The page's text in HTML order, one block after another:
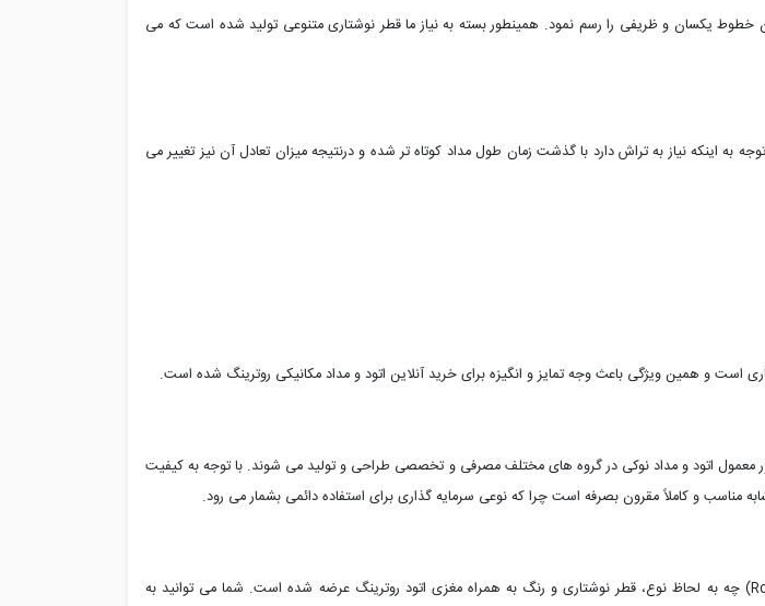
یکسان و ظریفی را رسم نمود. همینطور بسته به نیاز ما قطر نوشتاری متنوعی تولید شده است که می
به اینکه نیاز به تراش دارد با گذشت زمان طول مداد کوتاه تر شده و درنتیجه میزان تعادل آن نیز تغییر می
و همین ویژگی باعث وجه تمایز و انگیزه برای خرید آنلاین اتود و مداد مکانیکی روترینگ شده است.
معمول اتود و مداد نوکی در گروه های مختلف مصرفی و تخصصی طراحی و تولید می شوند. با توجه به کیفیت
مناسب و کاملاً مقرون بصرفه است چرا که نوعی سرمایه گذاری برای استفاده دائمی بشمار می رود.
) چه به لحاظ نوع، قطر نوشتاری و رنگ به همراه مغزی اتود روترینگ عرضه شده است. شما می توانید به